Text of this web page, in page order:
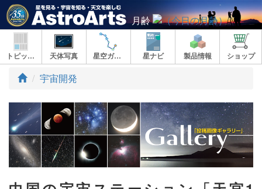
月齢
トピックス 天体写真 星空ガイド 星ナビ 製品情報 ショップ
ト
プ
宇宙開発